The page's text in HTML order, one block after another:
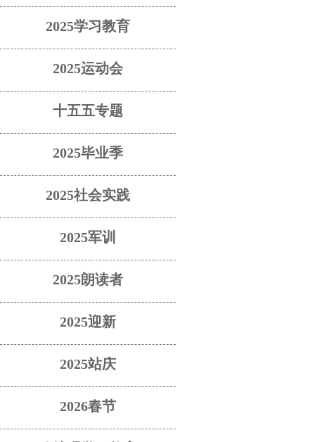
2025学习教育
2025运动会
十五五专题
2025毕业季
2025社会实践
2025军训
2025朗读者
2025迎新
2025站庆
2026春节